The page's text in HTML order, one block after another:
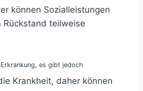
können Sozialleistungen
Rückstand teilweise
es gibt jedoch
Krankheit, daher können